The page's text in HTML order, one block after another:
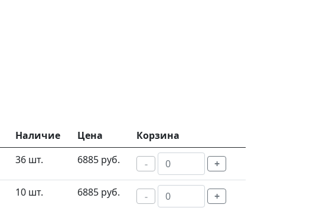
Наличие Цена
Корзина
36 шт. 6885 руб. - +
10 шт. 6885 руб. - +